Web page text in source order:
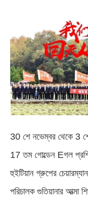
30 শে নভেম্বর থেকে 3
17 তম গোল্ডেন Eগল
হুইটিয়ান গ্রুপের
পরিচালক গুতিয়ানার আত্মা